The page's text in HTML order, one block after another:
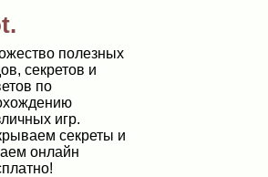
полезных
секретов и
по
игр.
секреты и
онлайн